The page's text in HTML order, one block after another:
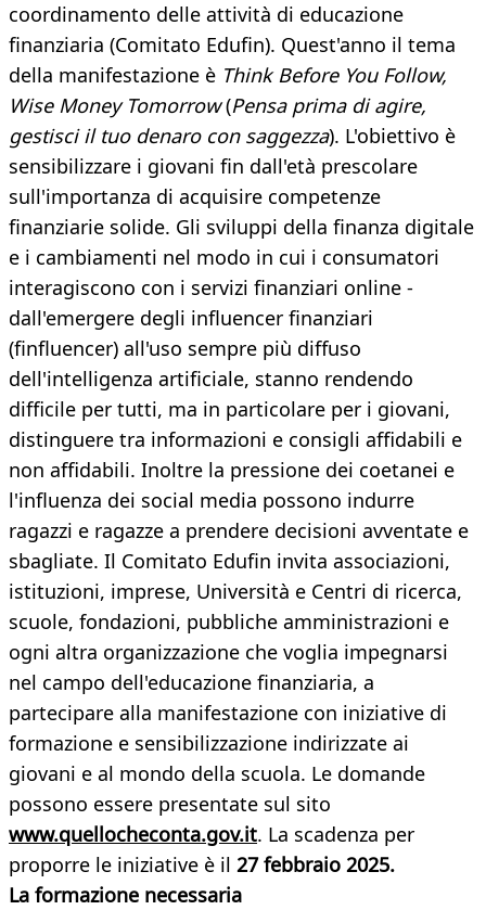
coordinamento delle attività di educazione
finanziaria (Comitato Edufin). Quest'anno il tema
della manifestazione è Think Before You Follow,
Wise Money Tomorrow(Pensa prima di agire,
gestisci il tuo denaro con saggezza). L'obiettivo è
sensibilizzare i giovani fin dall'età prescolare
sull'importanza di acquisire competenze
finanziarie solide. Gli sviluppi della finanza digitale
e i cambiamenti nel modo in cui i consumatori
interagiscono con i servizi finanziari online -
dall'emergere degli influencer finanziari
(finfluencer) all'uso sempre più diffuso
dell'intelligenza artificiale, stanno rendendo
difficile per tutti, ma in particolare per i giovani,
distinguere tra informazioni e consigli affidabili e
non affidabili. Inoltre la pressione dei coetanei e
l'influenza dei social media possono indurre
ragazzi e ragazze a prendere decisioni avventate e
sbagliate. Il Comitato Edufin invita associazioni,
istituzioni, imprese, Università e Centri di ricerca,
scuole, fondazioni, pubbliche amministrazioni e
ogni altra organizzazione che voglia impegnarsi
nel campo dell'educazione finanziaria, a
partecipare alla manifestazione con iniziative di
formazione e sensibilizzazione indirizzate ai
giovani e al mondo della scuola. Le domande
possono essere presentate sul sito
www.quellocheconta.gov.it. La scadenza per
proporre le iniziative è il 27 febbraio 2025.
La formazione necessaria